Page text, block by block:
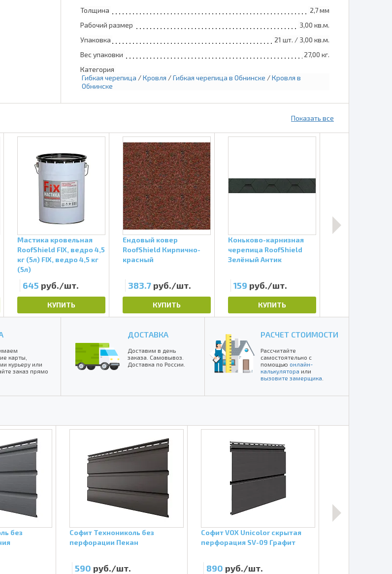
Толщина
2,7 мм
Рабочий размер
3,00 кв.м.
Упаковка
21 шт. / 3,00 кв.м.
Вес упаковки
27,00 кг.
Категория
Гибкая черепица /Кровля /Гибкая черепица в Обнинске /Кровля в
Обнинске
Показать все
Мастика кровельная
RoofShield FIX, ведро 4,5
кг (5л) FIX, ведро 4,5 кг
(5л)
645 руб./шт.
КУПИТЬ
Ендовый ковер
RoofShield Кирпично-
красный
383.7 руб./шт.
КУПИТЬ
Коньково-карнизная
черепица RoofShield
Зелёный Антик
159 руб./шт.
КУПИТЬ
карты,
курьеру или
заказ прямо
ДОСТАВКА
Доставим в день
заказа. Самовывоз.
Доставка по России.
РАСЧЕТ СТОИМОСТИ
Рассчитайте
самостоятельно с
помощью онлайн-
калькулятора или
вызовите замерщика
без
Софит Технониколь без
перфорации Пекан
590 руб./шт.
Софит VOX Unicolor скрытая
перфорация SV-09 Графит
890 руб./шт.